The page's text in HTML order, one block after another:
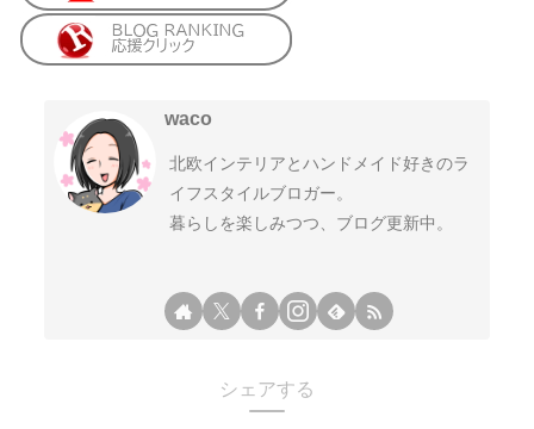
waco
北欧インテリアとハンドメイド好きのラ
イフスタイルブロガー。
暮らしを楽しみつつ、ブログ更新中。
シェアする